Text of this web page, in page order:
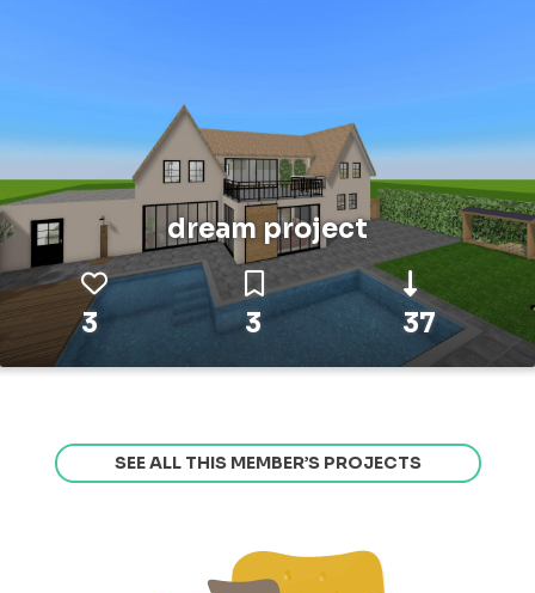
dream project
3 3 37
SEE ALL THIS MEMBER’S PROJECTS